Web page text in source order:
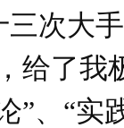
三次大
给了我
”、“实